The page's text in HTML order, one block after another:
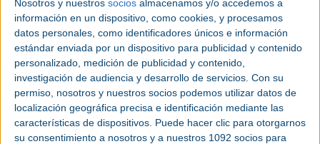
Nosotros y nuestros socios almacenamos y/o accedemos a
información en un dispositivo, como cookies, y procesamos
datos personales, como identificadores únicos e información
estándar enviada por un dispositivo para publicidad y contenido
personalizado, medición de publicidad y contenido,
investigación de audiencia y desarrollo de servicios. Con su
permiso, nosotros y nuestros socios podemos utilizar datos de
localización geográfica precisa e identificación mediante las
características de dispositivos. Puede hacer clic para otorgarnos
su consentimiento a nosotros y a nuestros 1092 socios para
Sin embargo, estos equipos sacrifican la eficiencia
por la exención de aceite. En este video Boge nos
muestra una alternativa para el uso de
compresores lubricados convencionales y la
obtención de aire exento de aceite con calidad ISO
clase 0.